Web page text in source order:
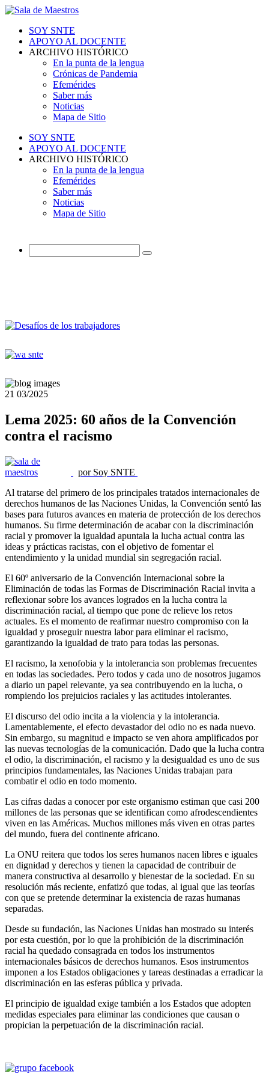
SOY SNTE
APOYO AL DOCENTE
ARCHIVO HISTÓRICO
En la punta de la lengua
Crónicas de Pandemia
Efemérides
Saber más
Noticias
Mapa de Sitio
SOY SNTE
APOYO AL DOCENTE
ARCHIVO HISTÓRICO
En la punta de la lengua
Efemérides
Saber más
Noticias
Mapa de Sitio
21 03/2025
Lema 2025: 60 años de la Convención
contra el racismo
por Soy SNTE
Al tratarse del primero de los principales tratados internacionales de
derechos humanos de las Naciones Unidas, la Convención sentó las
bases para futuros avances en materia de protección de los derechos
humanos. Su firme determinación de acabar con la discriminación
racial y promover la igualdad apuntala la lucha actual contra las
ideas y prácticas racistas, con el objetivo de fomentar el
entendimiento y la unidad mundial sin segregación racial.
El 60º aniversario de la Convención Internacional sobre la
Eliminación de todas las Formas de Discriminación Racial invita a
reflexionar sobre los avances logrados en la lucha contra la
discriminación racial, al tiempo que pone de relieve los retos
actuales. Es el momento de reafirmar nuestro compromiso con la
igualdad y proseguir nuestra labor para eliminar el racismo,
garantizando la igualdad de trato para todas las personas.
El racismo, la xenofobia y la intolerancia son problemas frecuentes
en todas las sociedades. Pero todos y cada uno de nosotros jugamos
a diario un papel relevante, ya sea contribuyendo en la lucha, o
rompiendo los prejuicios raciales y las actitudes intolerantes.
El discurso del odio incita a la violencia y la intolerancia.
Lamentablemente, el efecto devastador del odio no es nada nuevo.
Sin embargo, su magnitud e impacto se ven ahora amplificados por
las nuevas tecnologías de la comunicación. Dado que la lucha contra
el odio, la discriminación, el racismo y la desigualdad es uno de sus
principios fundamentales, las Naciones Unidas trabajan para
combatir el odio en todo momento.
Las cifras dadas a conocer por este organismo estiman que casi 200
millones de las personas que se identifican como afrodescendientes
viven en las Américas. Muchos millones más viven en otras partes
del mundo, fuera del continente africano.
La ONU reitera que todos los seres humanos nacen libres e iguales
en dignidad y derechos y tienen la capacidad de contribuir de
manera constructiva al desarrollo y bienestar de la sociedad. En su
resolución más reciente, enfatizó que todas, al igual que las teorías
con que se pretende determinar la existencia de razas humanas
separadas.
Desde su fundación, las Naciones Unidas han mostrado su interés
por esta cuestión, por lo que la prohibición de la discriminación
racial ha quedado consagrada en todos los instrumentos
internacionales básicos de derechos humanos. Esos instrumentos
imponen a los Estados obligaciones y tareas destinadas a erradicar la
discriminación en las esferas pública y privada.
El principio de igualdad exige también a los Estados que adopten
medidas especiales para eliminar las condiciones que causan o
propician la perpetuación de la discriminación racial.